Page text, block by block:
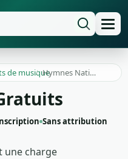
de musique
/ Hymnes Nationaux
Sans attribution
une charge